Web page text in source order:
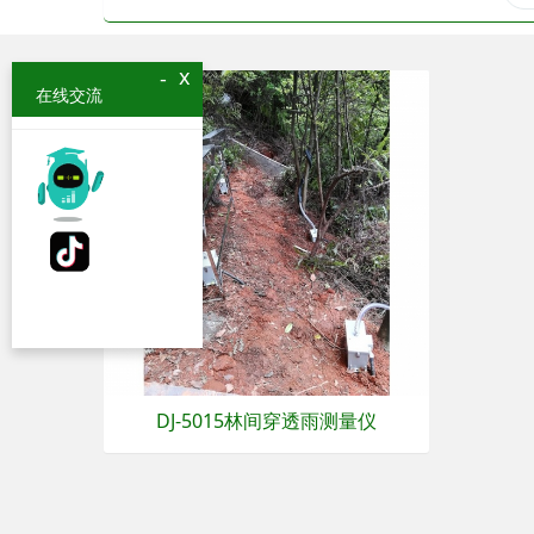
DJ-5015林间穿透雨测量仪
x
-
在线交流